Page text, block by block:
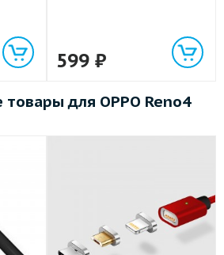
599 ₽
для OPPO Reno4